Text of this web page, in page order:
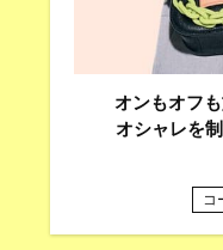
オンもオフ
オシャレを
コ